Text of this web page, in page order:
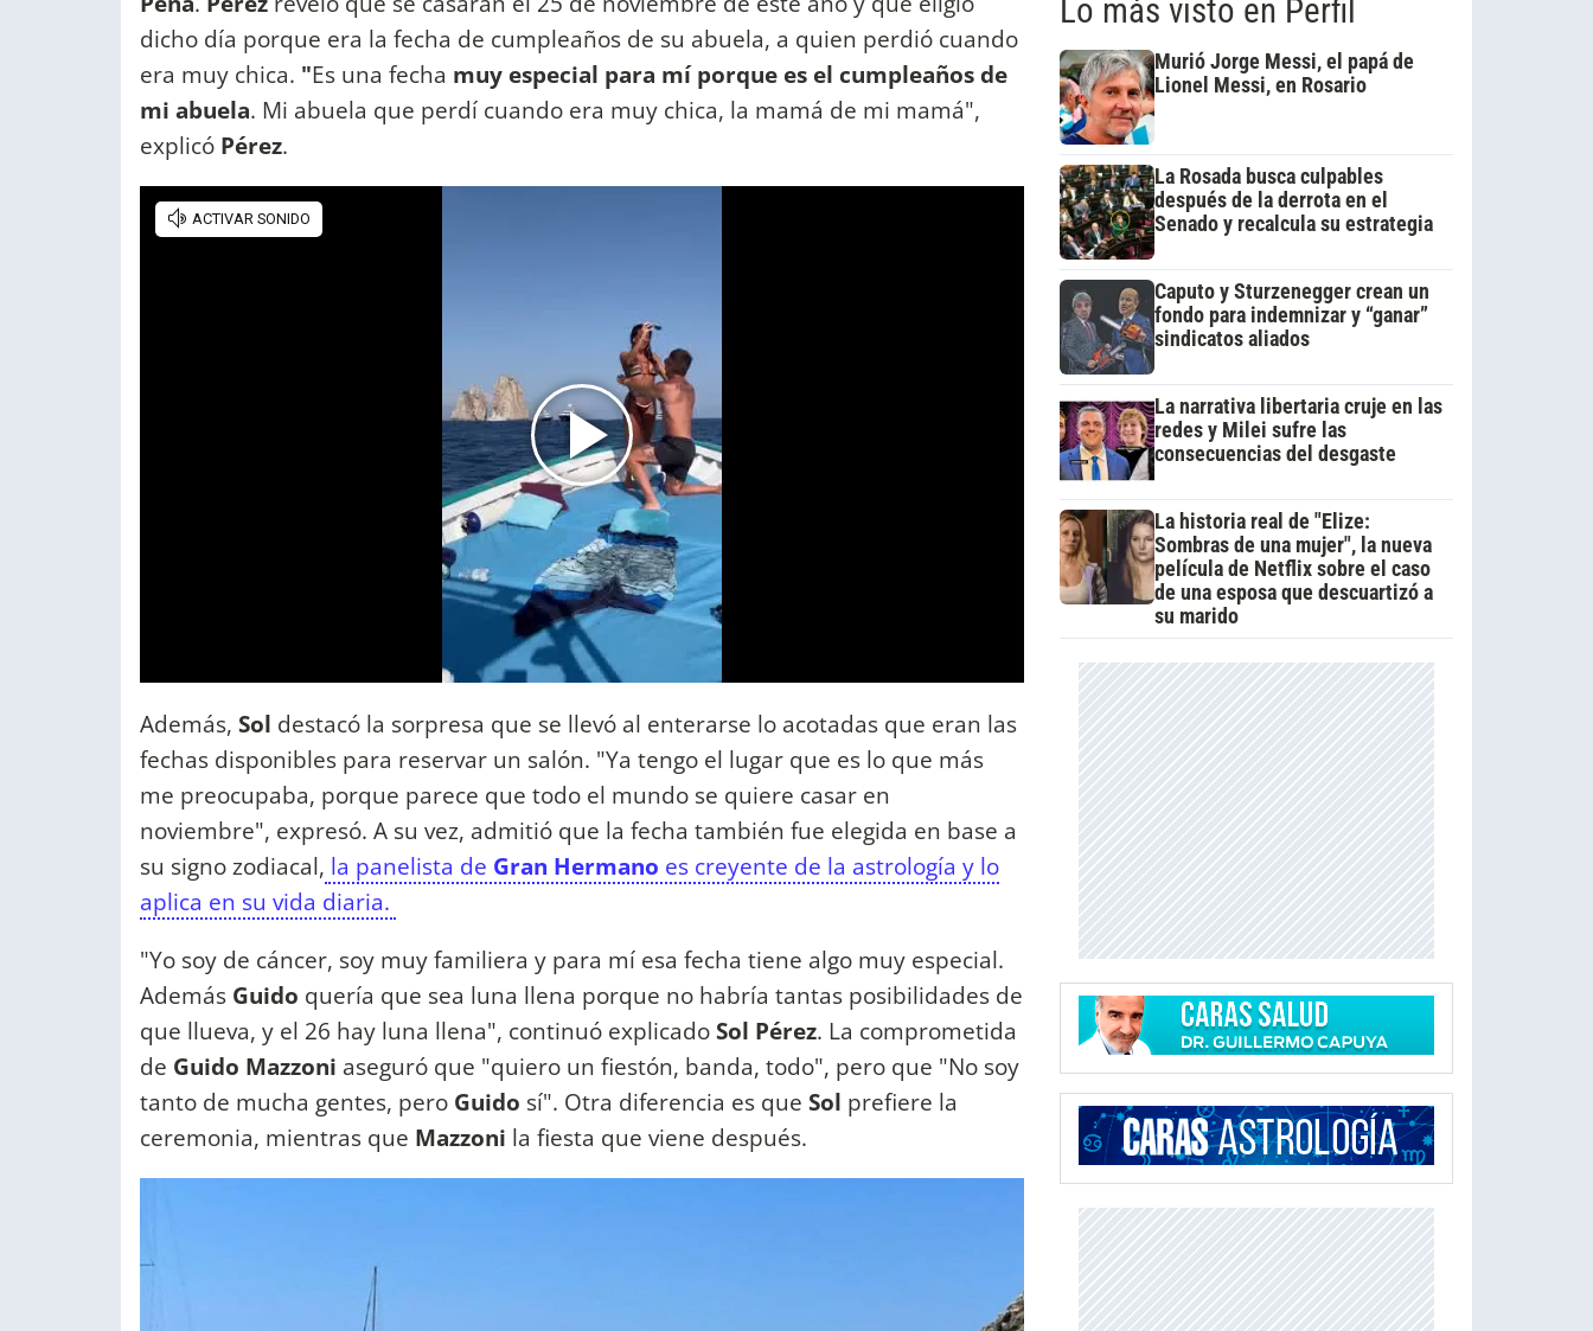
dicho día porque era la fecha de cumpleaños de su abuela, a quien perdió cuando
era muy chica. "Es una fecha muy especial para mí porque es el cumpleaños de
mi abuela. Mi abuela que perdí cuando era muy chica, la mamá de mi mamá",
explicó Pérez.
Además, Sol destacó la sorpresa que se llevó al enterarse lo acotadas que eran las
fechas disponibles para reservar un salón. "Ya tengo el lugar que es lo que más
me preocupaba, porque parece que todo el mundo se quiere casar en
noviembre", expresó. A su vez, admitió que la fecha también fue elegida en base a
su signo zodiacal, la panelista de Gran Hermano es creyente de la astrología y lo
aplica en su vida diaria.
"Yo soy de cáncer, soy muy familiera y para mí esa fecha tiene algo muy especial.
Además Guido quería que sea luna llena porque no habría tantas posibilidades de
que llueva, y el 26 hay luna llena", continuó explicadoSol Pérez. La comprometida
de Guido Mazzoni aseguró que "quiero un fiestón, banda, todo", pero que "No soy
tanto de mucha gentes, pero Guido sí". Otra diferencia es que Sol prefiere la
ceremonia, mientras que Mazzoni la fiesta que viene después.
Lo más visto en Perfil
Murió Jorge Messi, el papá de
Lionel Messi, en Rosario
La Rosada busca culpables
después de la derrota en el
Senado y recalcula su estrategia
Caputo y Sturzenegger crean un
fondo para indemnizar y “ganar”
sindicatos aliados
La narrativa libertaria cruje en las
redes y Milei sufre las
consecuencias del desgaste
La historia real de "Elize:
Sombras de una mujer", la nueva
película de Netflix sobre el caso
de una esposa que descuartizó a
su marido